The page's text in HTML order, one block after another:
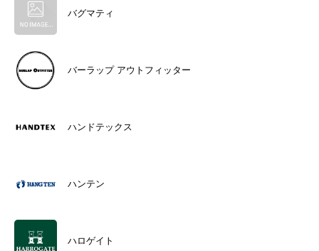
バグマティ
バーラップ アウトフィッター
ハンドテックス
ハンテン
ハロゲイト